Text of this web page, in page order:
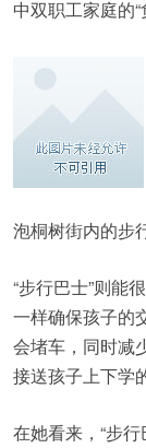
中双职工家庭的“
泡桐树街内的步
“步行巴士”则能
一样确保孩子的
会堵车，同时减
接送孩子上下学
在她看来，“步